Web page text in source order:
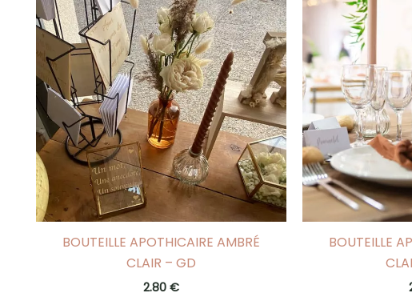
BOUTEILLE APOTHICAIRE AMBRÉ
CLAIR – GD
2.80 €
BOUTEILLE